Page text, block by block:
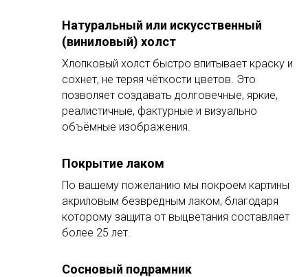
Натуральный или искусственный
(виниловый) холст
Хлопковый холст быстро впитывает краску и
сохнет, не теряя чёткости цветов. Это
позволяет создавать долговечные, яркие,
реалистичные, фактурные и визуально
объёмные изображения.
Покрытие лаком
По вашему пожеланию мы покроем картины
акриловым безвредным лаком, благодаря
которому защита от выцветания составляет
более 25 лет.
Сосновый подрамник